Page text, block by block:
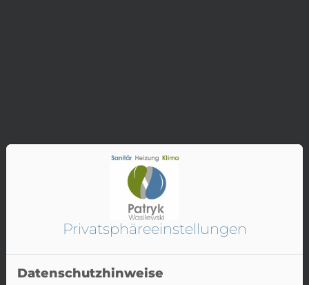
Privatsphäre­einstellungen
Datenschutzhinweise